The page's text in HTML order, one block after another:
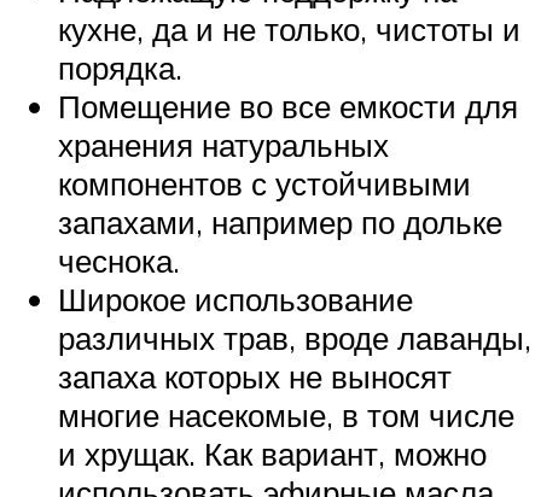
кухне, да и не только, чистоты и
порядка.
Помещение во все емкости для
хранения натуральных
компонентов с устойчивыми
запахами, например по дольке
чеснока.
Широкое использование
различных трав, вроде лаванды,
запаха которых не выносят
многие насекомые, в том числе
и хрущак. Как вариант, можно